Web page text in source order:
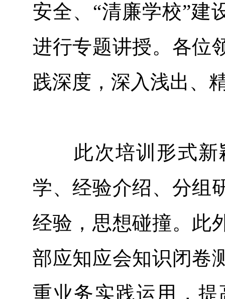
安全、“清廉学校”建
进行专题讲授。各位
践深度，深入浅出、
此次培训形式新
学、经验介绍、分组
经验，思想碰撞。此
部应知应会知识闭卷
重业务实践运用，